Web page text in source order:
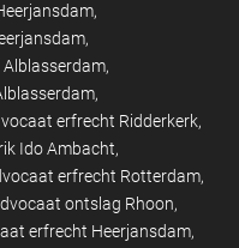
erfrecht Ridderkerk
Ido Ambacht
erfrecht Rotterdam
ontslag Rhoon
erfrecht Heerjansdam